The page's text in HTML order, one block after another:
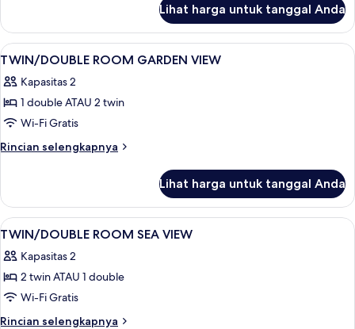
Suite
Eksekutif
Lihat harga untuk tanggal Anda
Lihat
semua
foto
untuk
TWIN/DOUBLE
ROOM
1
TWIN/DOUBLE ROOM GARDEN VIEW
Kapasitas 2
1 double ATAU 2 twin
Wi-Fi Gratis
Rincian selengkapnya
Rincian
TWIN/DOUBLE
ROOM
GARDEN
Lihat harga untuk tanggal Anda
Lihat
semua
foto
untuk
TWIN/DOUBLE
ROOM
1
TWIN/DOUBLE ROOM SEA VIEW
Kapasitas 2
2 twin ATAU 1 double
Wi-Fi Gratis
Rincian selengkapnya
Rincian